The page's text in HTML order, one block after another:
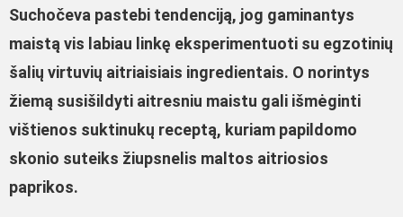
Suchočeva pastebi tendenciją, jog gaminantys
maistą vis labiau linkę eksperimentuoti su egzotinių
šalių virtuvių aitriaisiais ingredientais. O norintys
žiemą susišildyti aitresniu maistu gali išmėginti
vištienos suktinukų receptą, kuriam papildomo
skonio suteiks žiupsnelis maltos aitriosios
paprikos.